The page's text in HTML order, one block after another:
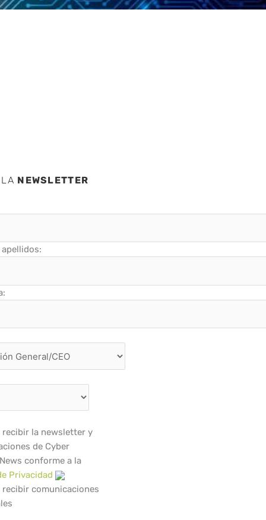
NEWSLETTER
recibir la newsletter y
de Cyber
conforme a la
Privacidad
recibir comunicaciones